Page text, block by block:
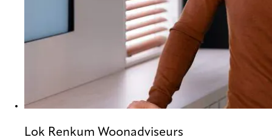
Lok Renkum Woonadviseurs